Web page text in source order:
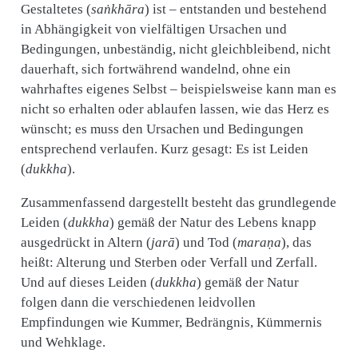
Gestaltetes (saṅkhāra) ist – entstanden und bestehend
in Abhängigkeit von vielfältigen Ursachen und
Bedingungen, unbeständig, nicht gleichbleibend, nicht
dauerhaft, sich fortwährend wandelnd, ohne ein
wahrhaftes eigenes Selbst – beispielsweise kann man es
nicht so erhalten oder ablaufen lassen, wie das Herz es
wünscht; es muss den Ursachen und Bedingungen
entsprechend verlaufen. Kurz gesagt: Es ist Leiden
(dukkha).
Zusammenfassend dargestellt besteht das grundlegende
Leiden (dukkha) gemäß der Natur des Lebens knapp
ausgedrückt in Altern (jarā) und Tod (maraṇa), das
heißt: Alterung und Sterben oder Verfall und Zerfall.
Und auf dieses Leiden (dukkha) gemäß der Natur
folgen dann die verschiedenen leidvollen
Empfindungen wie Kummer, Bedrängnis, Kümmernis
und Wehklage.